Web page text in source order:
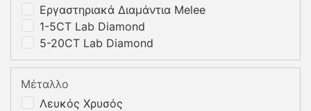
Εργαστηριακά Διαμάντια Melee
1-5CT Lab Diamond
5-20CT Lab Diamond
Λευκός Χρυσός
Μέταλλο